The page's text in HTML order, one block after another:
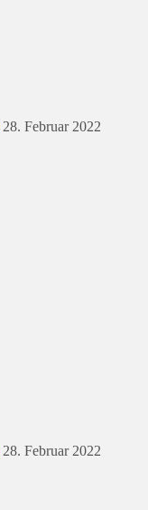
28. Februar 2022
28. Februar 2022